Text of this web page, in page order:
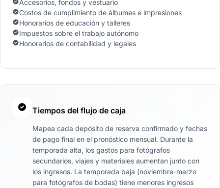
Accesorios, fondos y vestuario
Costos de cumplimiento de álbumes e impresiones
Honorarios de educación y talleres
Impuestos sobre el trabajo autónomo
Honorarios de contabilidad y legales
Tiempos del flujo de caja
Mapea cada depósito de reserva confirmado y fechas
de pago final en el pronóstico mensual. Durante la
temporada alta, los gastos para fotógrafos
secundarios, viajes y materiales aumentan junto con
los ingresos. La temporada baja (noviembre-marzo
para fotógrafos de bodas) tiene menores ingresos